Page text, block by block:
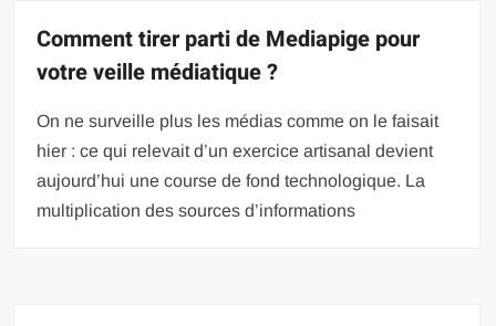
Comment tirer parti de Mediapige pour
votre veille médiatique ?
On ne surveille plus les médias comme on le faisait
hier : ce qui relevait d’un exercice artisanal devient
aujourd’hui une course de fond technologique. La
multiplication des sources d’informations